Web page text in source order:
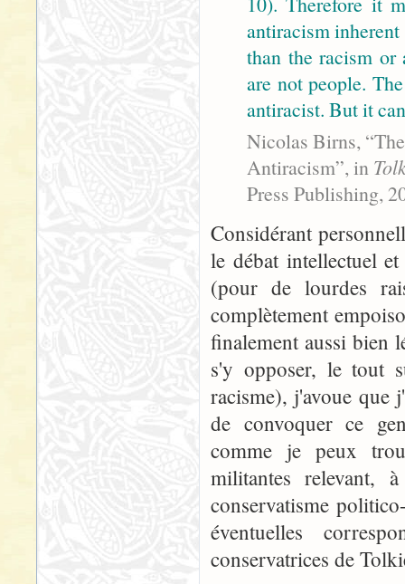
antiracism
than the racism or
are not people.
antiracist. But it
Nicolas Birns,
Antiracism”, in
Press Publishing,
Considérant
le débat intellectuel
(pour de lourdes
complètement
finalement aussi bien
s'y opposer, le tout
racisme), j'avoue que
de convoquer ce
comme je peux
militantes relevant,
conservatisme
éventuelles
conservatrices de